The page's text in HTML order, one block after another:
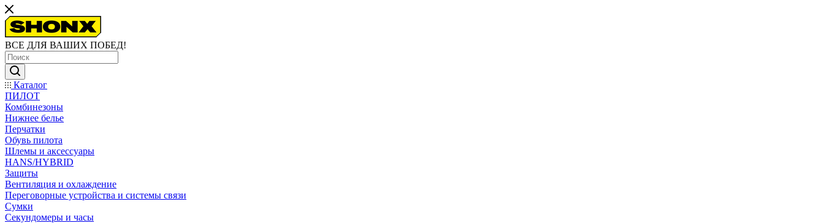
ВСЕ ДЛЯ ВАШИХ ПОБЕД!
Каталог
ПИЛОТ
Комбинезоны
Нижнее белье
Перчатки
Обувь пилота
Шлемы и аксессуары
HANS/HYBRID
Защиты
Вентиляция и охлаждение
Переговорные устройства и системы связи
Сумки
Секундомеры и часы